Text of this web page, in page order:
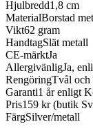
Hjulbredd1,8 cm
MaterialBorstad
Vikt62 gram
HandtagSlät metall
CE-märktJa
AllergivänligJa,
RengöringTvål och
Garanti1 år enligt
Pris159 kr (butik
FärgSilver/metall